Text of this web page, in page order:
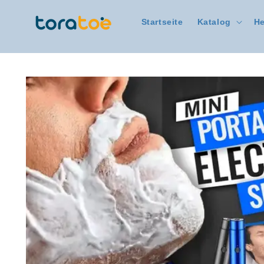
Inhalt
Startseite Katalog
Zu
Produktinformationen